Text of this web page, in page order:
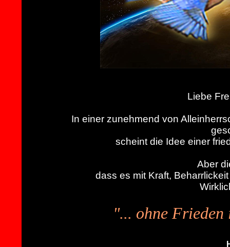
Liebe
In einer zunehmend von
scheint die Idee einer
Aber
dass es mit Kraft,
"... ohne Frieden